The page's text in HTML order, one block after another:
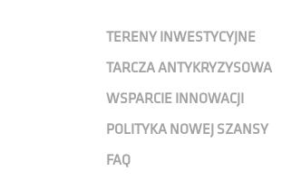
TERENY INWESTYCYJNE
TARCZA ANTYKRYZYSOWA
WSPARCIE INNOWACJI
POLITYKA NOWEJ SZANSY
FAQ